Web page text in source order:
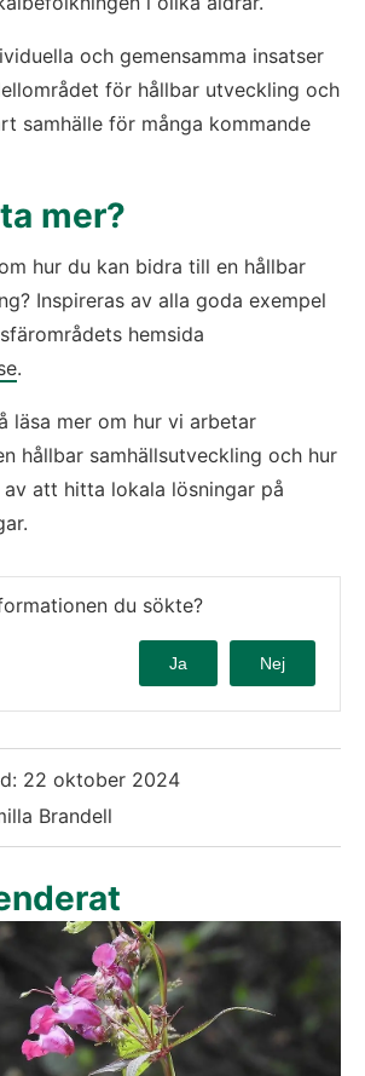
och gemensamma insatser
för hållbar utveckling och
samhälle för många kommande
mer?
hur du kan bidra till en hållbar
Inspireras av alla goda exempel
.
läsa mer om hur vi arbetar
hållbar samhällsutveckling och hur
att hitta lokala lösningar på
du sökte?
Ja Nej
22 oktober 2024
Brandell